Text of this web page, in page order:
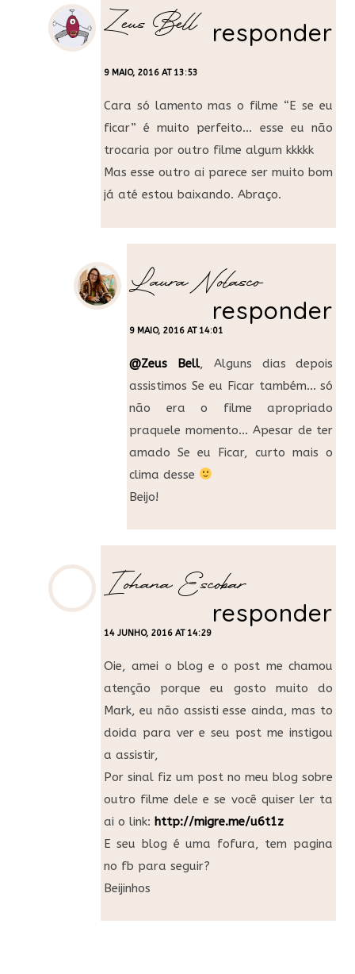
Zeus Bell
9 MAIO, 2016 AT 13:53
responder
Cara só lamento mas o filme “E se eu
ficar” é muito perfeito… esse eu não
trocaria por outro filme algum kkkkk
Mas esse outro ai parece ser muito bom
já até estou baixando. Abraço.
Laura Nolasco
9 MAIO, 2016 AT 14:01
responder
@Zeus Bell, Alguns dias depois
assistimos Se eu Ficar também… só
não era o filme apropriado
praquele momento… Apesar de ter
amado Se eu Ficar, curto mais o
clima desse
Beijo!
Iohana Escobar
14 JUNHO, 2016 AT 14:29
responder
Oie, amei o blog e o post me chamou
atenção porque eu gosto muito do
Mark, eu não assisti esse ainda, mas to
doida para ver e seu post me instigou
a assistir,
Por sinal fiz um post no meu blog sobre
outro filme dele e se você quiser ler ta
ai o link: http://migre.me/u6t1z
E seu blog é uma fofura, tem pagina
no fb para seguir?
Beijinhos